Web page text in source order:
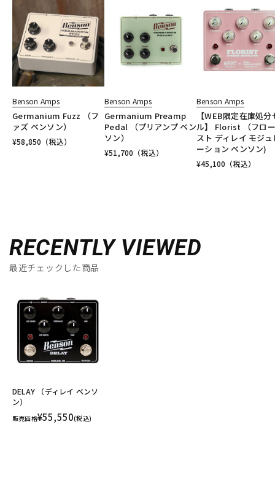
Benson Amps
Germanium Fuzz （フ
ァズ ベンソン）
¥58,850 （税込）
Benson Amps
Germanium Preamp
Pedal （プリアンプ ベン
ソン）
¥51,700 （税込）
Benson Amps
【WEB限定在庫処分
ル】 Florist （フロ
スト ディレイ モジュ
ーション ベンソン)
¥45,100 （税込）
RECENTLY VIEWED
最近チェックした商品
DELAY （ディレイ ベンソ
ン）
販売価格¥55,550(税込)